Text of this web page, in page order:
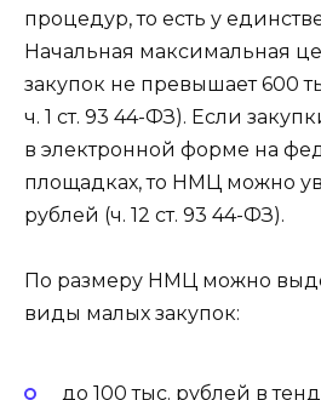
процедур, то есть у
Начальная максимальная
закупок не превышает 600
ч. 1 ст. 93 44-ФЗ). Если
в электронной форме на
площадках, то НМЦ можно
рублей (ч. 12 ст. 93 44-ФЗ).
По размеру НМЦ можно
виды малых закупок:
до 100 тыс. рублей в